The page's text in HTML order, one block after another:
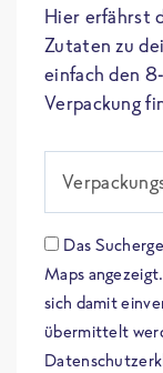
Hier erfährst
Zutaten zu
einfach den
Verpackung
Das
Maps
sich damit
übermittelt